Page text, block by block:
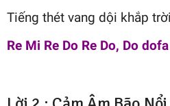
Tiếng thét vang dội khắp
Re Mi Re Do Re Do, Do